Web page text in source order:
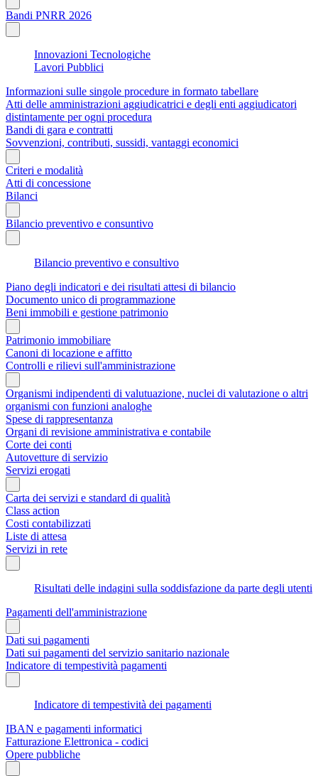
Bandi PNRR 2026
Innovazioni Tecnologiche
Lavori Pubblici
Informazioni sulle singole procedure in formato tabellare
Atti delle amministrazioni aggiudicatrici e degli enti aggiudicatori
distintamente per ogni procedura
Bandi di gara e contratti
Sovvenzioni, contributi, sussidi, vantaggi economici
Criteri e modalità
Atti di concessione
Bilanci
Bilancio preventivo e consuntivo
Bilancio preventivo e consultivo
Piano degli indicatori e dei risultati attesi di bilancio
Documento unico di programmazione
Beni immobili e gestione patrimonio
Patrimonio immobiliare
Canoni di locazione e affitto
Controlli e rilievi sull'amministrazione
Organismi indipendenti di valutuazione, nuclei di valutazione o altri
organismi con funzioni analoghe
Spese di rappresentanza
Organi di revisione amministrativa e contabile
Corte dei conti
Autovetture di servizio
Servizi erogati
Carta dei servizi e standard di qualità
Class action
Costi contabilizzati
Liste di attesa
Servizi in rete
Risultati delle indagini sulla soddisfazione da parte degli utenti
Pagamenti dell'amministrazione
Dati sui pagamenti
Dati sui pagamenti del servizio sanitario nazionale
Indicatore di tempestività pagamenti
Indicatore di tempestività dei pagamenti
IBAN e pagamenti informatici
Fatturazione Elettronica - codici
Opere pubbliche